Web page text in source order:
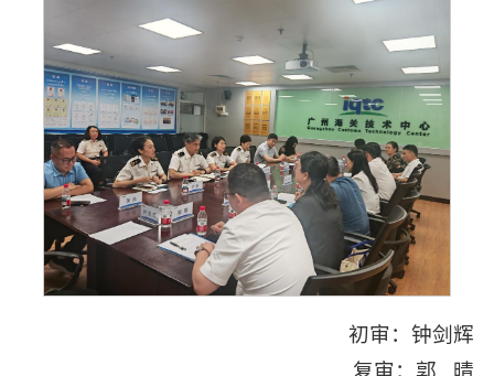
初审：钟剑辉
复审：郭 晴